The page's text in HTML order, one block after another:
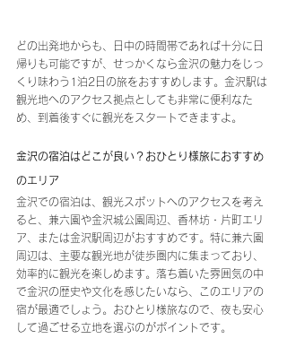
どの出発地からも、日中の時間帯であれば十分に日
帰りも可能ですが、せっかくなら金沢の魅力をじっ
くり味わう1泊2日の旅をおすすめします。金沢駅は
観光地へのアクセス拠点としても非常に便利なた
め、到着後すぐに観光をスタートできますよ。
金沢の宿泊はどこが良い？おひとり様旅におすすめ
のエリア
金沢での宿泊は、観光スポットへのアクセスを考え
ると、兼六園や金沢城公園周辺、香林坊・片町エリ
ア、または金沢駅周辺がおすすめです。特に兼六園
周辺は、主要な観光地が徒歩圏内に集まっており、
効率的に観光を楽しめます。落ち着いた雰囲気の中
で金沢の歴史や文化を感じたいなら、このエリアの
宿が最適でしょう。おひとり様旅なので、夜も安心
して過ごせる立地を選ぶのがポイントです。